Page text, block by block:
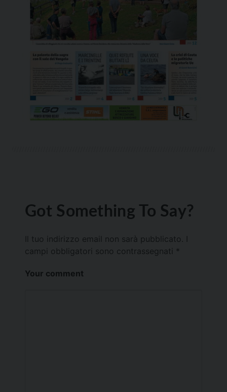
Got Something To Say?
Il tuo indirizzo email non sarà pubblicato.
campi obbligatori sono contrassegnati *
Your comment